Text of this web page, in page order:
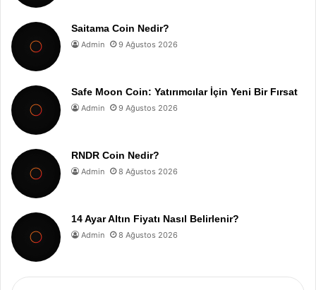
Saitama Coin Nedir?
Admin 9 Ağustos 2026
Safe Moon Coin: Yatırımcılar İçin Yeni Bir Fırsat
Admin 9 Ağustos 2026
RNDR Coin Nedir?
Admin 8 Ağustos 2026
14 Ayar Altın Fiyatı Nasıl Belirlenir?
Admin 8 Ağustos 2026